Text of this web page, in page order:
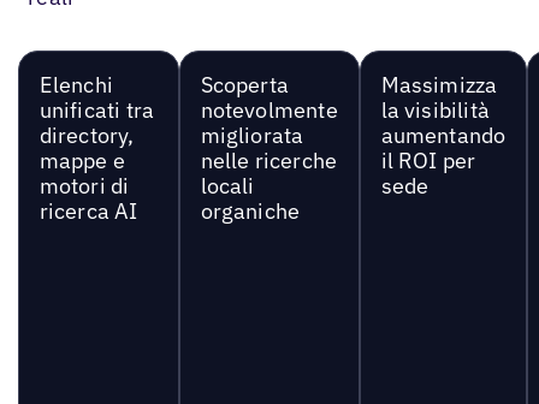
Elenchi
unificati tra
directory,
mappe e
motori di
ricerca AI
Scoperta
notevolmente
migliorata
nelle ricerche
locali
organiche
Massimizza
la visibilità
aumentando
il ROI per
sede